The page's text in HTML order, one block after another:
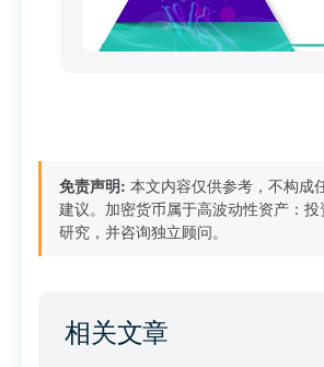
免责声明: 本文内容仅供参考，不构成
建议。加密货币属于高波动性资产：
研究，并咨询独立顾问。
相关文章